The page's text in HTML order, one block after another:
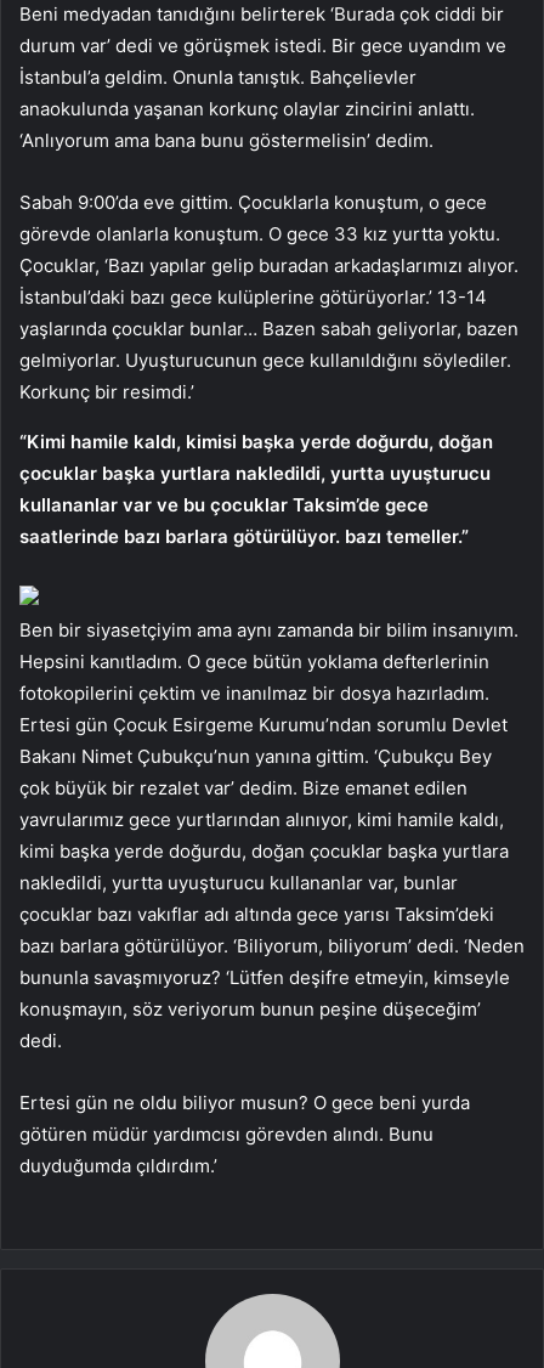
Beni medyadan tanıdığını belirterek ‘Burada çok ciddi bir
durum var’ dedi ve görüşmek istedi. Bir gece uyandım ve
İstanbul’a geldim. Onunla tanıştık. Bahçelievler
anaokulunda yaşanan korkunç olaylar zincirini anlattı.
‘Anlıyorum ama bana bunu göstermelisin’ dedim.
Sabah 9:00’da eve gittim. Çocuklarla konuştum, o gece
görevde olanlarla konuştum. O gece 33 kız yurtta yoktu.
Çocuklar, ‘Bazı yapılar gelip buradan arkadaşlarımızı alıyor.
İstanbul’daki bazı gece kulüplerine götürüyorlar.’ 13-14
yaşlarında çocuklar bunlar… Bazen sabah geliyorlar, bazen
gelmiyorlar. Uyuşturucunun gece kullanıldığını söylediler.
Korkunç bir resimdi.’
“Kimi hamile kaldı, kimisi başka yerde doğurdu, doğan
çocuklar başka yurtlara nakledildi, yurtta uyuşturucu
kullananlar var ve bu çocuklar Taksim’de gece
saatlerinde bazı barlara götürülüyor. bazı temeller.”
Ben bir siyasetçiyim ama aynı zamanda bir bilim insanıyım.
Hepsini kanıtladım. O gece bütün yoklama defterlerinin
fotokopilerini çektim ve inanılmaz bir dosya hazırladım.
Ertesi gün Çocuk Esirgeme Kurumu’ndan sorumlu Devlet
Bakanı Nimet Çubukçu’nun yanına gittim. ‘Çubukçu Bey
çok büyük bir rezalet var’ dedim. Bize emanet edilen
yavrularımız gece yurtlarından alınıyor, kimi hamile kaldı,
kimi başka yerde doğurdu, doğan çocuklar başka yurtlara
nakledildi, yurtta uyuşturucu kullananlar var, bunlar
çocuklar bazı vakıflar adı altında gece yarısı Taksim’deki
bazı barlara götürülüyor. ‘Biliyorum, biliyorum’ dedi. ‘Neden
bununla savaşmıyoruz? ‘Lütfen deşifre etmeyin, kimseyle
konuşmayın, söz veriyorum bunun peşine düşeceğim’
dedi.
Ertesi gün ne oldu biliyor musun? O gece beni yurda
götüren müdür yardımcısı görevden alındı. Bunu
duyduğumda çıldırdım.’